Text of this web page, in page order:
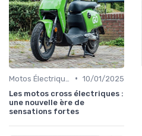
• 10/01/2025
Les motos cross électriques :
une nouvelle ère de
sensations fortes